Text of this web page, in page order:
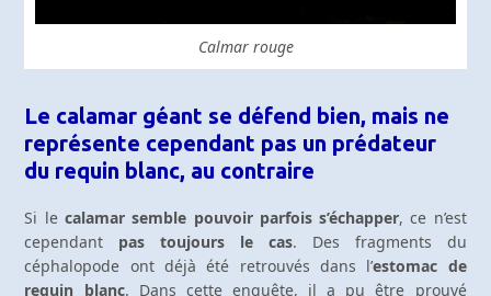
Calmar rouge
Le calamar géant se défend bien, mais ne
représente cependant pas un prédateur
du requin blanc, au contraire
Si le calamar semble pouvoir parfois s’échapper, ce n’est
cependant pas toujours le cas. Des fragments du
céphalopode ont déjà été retrouvés dans l’estomac de
requin blanc. Dans cette enquête, il a pu être prouvé